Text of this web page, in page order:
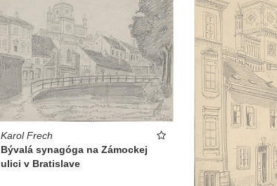
Karol Frech
Bývalá synagóga na Zámockej
ulici v Bratislave